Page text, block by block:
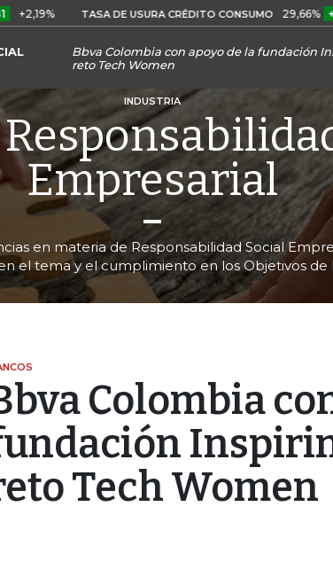
TASA DE USURA CRÉDITO CONSUMO 29,66% +0,87%
Bbva Colombia con apoyo de la fundación
reto Tech Women
INDUSTRIA
Empresarial
en materia de Responsabilidad Social
el tema y el cumplimiento en los Objetivos de
Colombia
Tech Women